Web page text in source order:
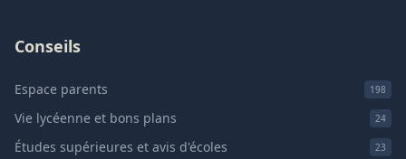
Conseils
Espace parents 198
Vie lycéenne et bons plans 24
Études supérieures et avis d'écoles 23